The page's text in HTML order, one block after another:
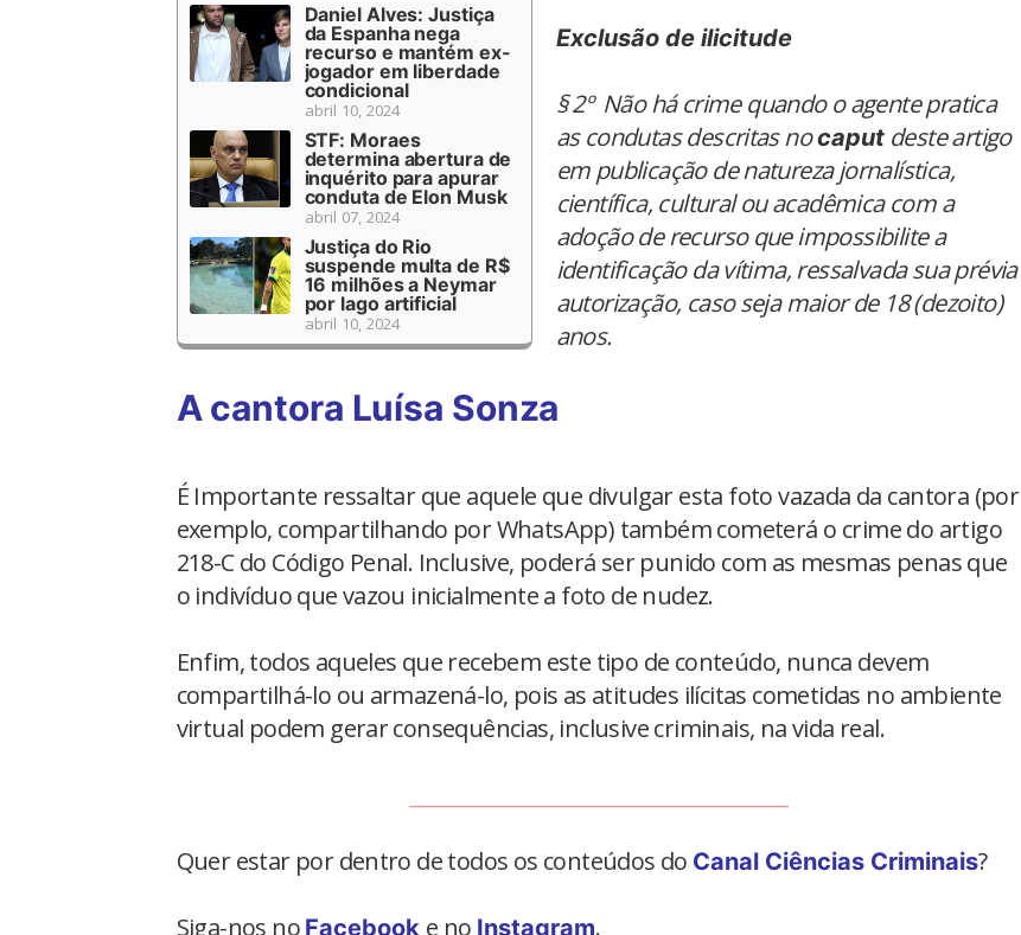
Daniel Alves: Justiça
da Espanha nega
recurso e mantém ex-
jogador em liberdade
condicional
abril 10, 2024
STF: Moraes
determina abertura de
inquérito para apurar
conduta de Elon Musk
abril 07, 2024
Justiça do Rio
suspende multa de R$
16 milhões a Neymar
por lago artificial
abril 10, 2024
Exclusão de ilicitude
§ 2º Não há crime quando o agente pratica
as condutas descritas nocaputdeste artigo
em publicação de natureza jornalística,
científica, cultural ou acadêmica com a
adoção de recurso que impossibilite a
identificação da vítima, ressalvada sua prévia
autorização, caso seja maior de 18 (dezoito)
anos.
A cantora Luísa Sonza
É Importante ressaltar que aquele que divulgar esta foto vazada da cantora (por
exemplo, compartilhando por WhatsApp) também cometerá o crime do artigo
218-C do Código Penal. Inclusive, poderá ser punido com as mesmas penas que
o indivíduo que vazou inicialmente a foto de nudez.
Enfim, todos aqueles que recebem este tipo de conteúdo, nunca devem
compartilhá-lo ou armazená-lo, pois as atitudes ilícitas cometidas no ambiente
virtual podem gerar consequências, inclusive criminais, na vida real.
Quer estar por dentro de todos os conteúdos do Canal Ciências Criminais?
Siga-nos no Facebook e no Instagram.